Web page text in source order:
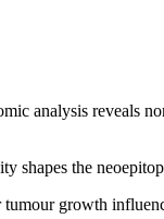
analysis reveals
the
growth